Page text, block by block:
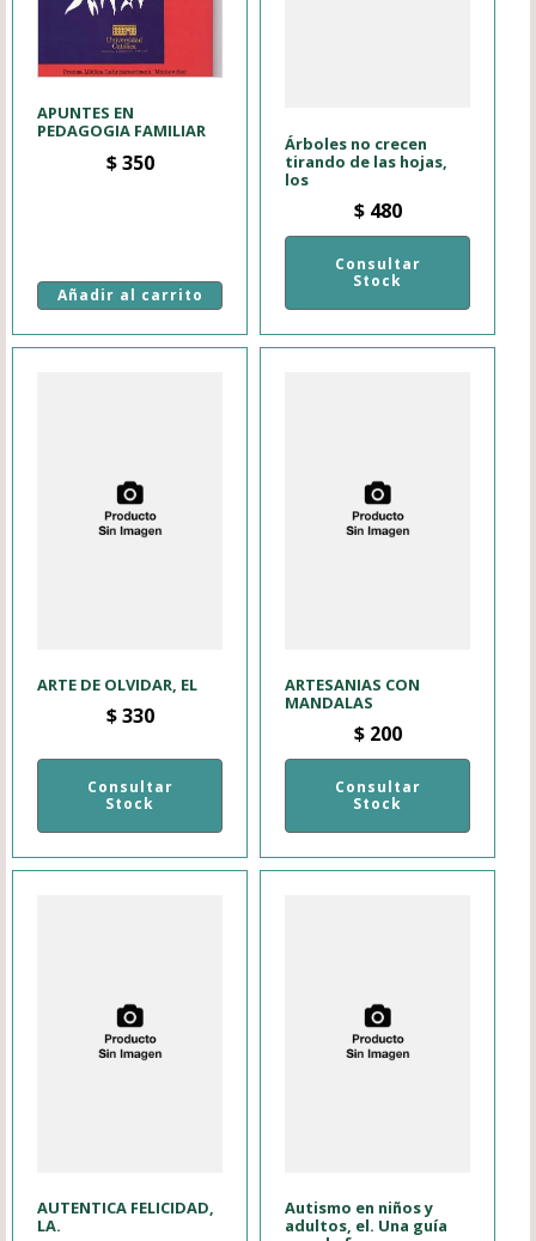
APUNTES EN
PEDAGOGIA FAMILIAR
$350
Añadir al carrito
Árboles no crecen
tirando de las hojas,
los
$480
Consultar
Stock
ARTE DE OLVIDAR, EL
$330
Consultar
Stock
ARTESANIAS CON
MANDALAS
$200
Consultar
Stock
AUTENTICA FELICIDAD,
LA.
Autismo en niños y
adultos, el. Una guía